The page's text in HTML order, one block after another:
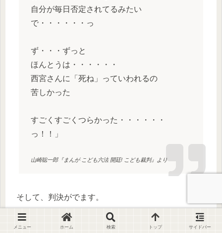
自分が毎日否定されてるみたい
で・・・・・・っ
ず・・・ずっと
ほんとうは・・・・・・
西宮さんに「死ね」っていわれるの
苦しかった
すごくすごくつらかった・・・・・・
っ！！」
山崎聡一郎『まんが こども六法 開廷! こども裁判』より
そして、判決がでます。
メニュー ホーム 検索 トップ サイドバー